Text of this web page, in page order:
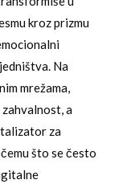
kroz prizmu
Na
mrežama,
a
za
što se često